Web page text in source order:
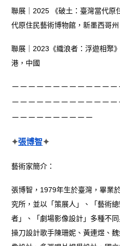
聯展｜2025 《破土：臺灣當代原
代原住民藝術博物館，新墨西哥
聯展｜2023《織浪者：浮遊相聚
港，中國
－－－－－－－－－－－－
－－－－－－－－－－－－
－－－－－－－－－－
✦張博智✦
藝術家簡介：
張博智，1979年生於臺灣，畢業
究所，並以「策展人」、「藝術
者」、「劇場影像設計」多種不
操刀設計歌手陳珊妮、黃連煜、